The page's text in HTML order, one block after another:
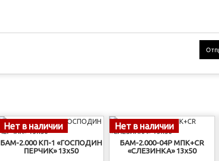
Нет в наличии
БАМ-2.000 КП-1 «ГОСПОДИН
ПЕРЧИК» 13х50
Нет в наличии
БАМ-2.000-04Р МПК+CR
«СЛЕЗИНКА» 13х50